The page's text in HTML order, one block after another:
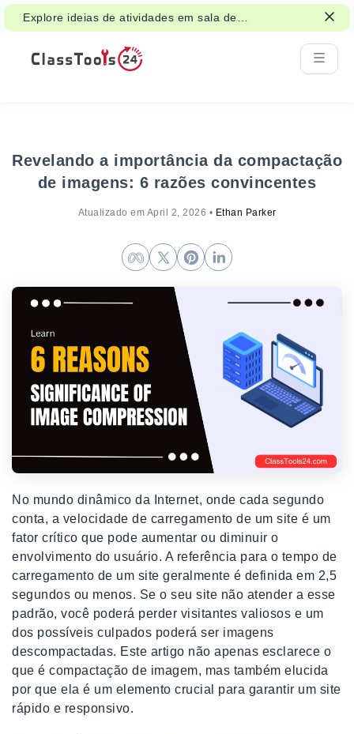
Explore ideias de atividades em sala de
aula para jogos, trabalho em grupo e
decisões justas.
Revelando a importância da compactação
de imagens: 6 razões convincentes
Atualizado em April 2, 2026 • Ethan Parker
No mundo dinâmico da Internet, onde cada segundo
conta, a velocidade de carregamento de um site é um
fator crítico que pode aumentar ou diminuir o
envolvimento do usuário. A referência para o tempo de
carregamento de um site geralmente é definida em 2,5
segundos ou menos. Se o seu site não atender a esse
padrão, você poderá perder visitantes valiosos e um
dos possíveis culpados poderá ser imagens
descompactadas. Este artigo não apenas esclarece o
que é compactação de imagem, mas também elucida
por que ela é um elemento crucial para garantir um site
rápido e responsivo.